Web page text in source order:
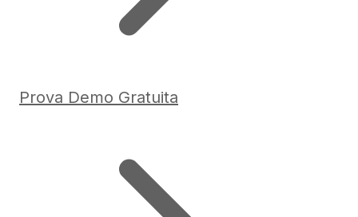
Prova Demo Gratuita